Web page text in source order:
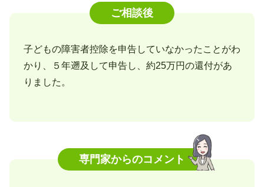
ご相談後
子どもの障害者控除を申告していなかったことがわ
かり、５年遡及して申告し、約25万円の還付があ
りました。
専門家からのコメント